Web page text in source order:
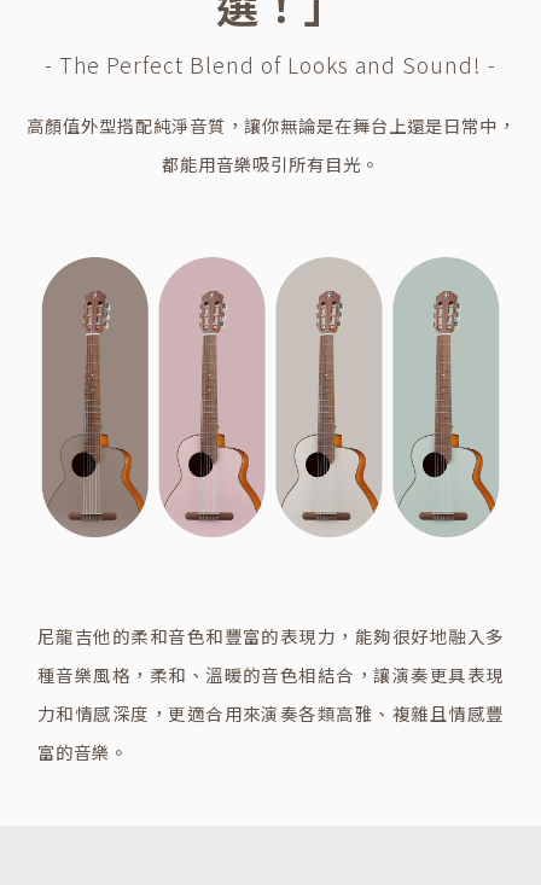
- The Perfect Blend of Looks and Sound! -
高顏值外型搭配純淨音質，讓你無論是在舞台上還是日常中，
都能用音樂吸引所有目光。
尼龍吉他的柔和音色和豐富的表現力，能夠很好地融入多
種音樂風格，柔和、溫暖的音色相結合，讓演奏更具表現
力和情感深度，更適合用來演奏各類高雅、複雜且情感豐
富的音樂。